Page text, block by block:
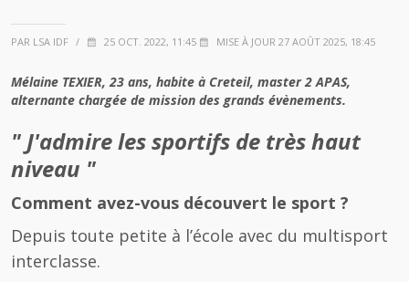
PAR LSA IDF / 25 OCT. 2022, 11:45 MISE À JOUR 27 AOÛT 2025, 18:45
Mélaine TEXIER, 23 ans, habite à Creteil, master 2 APAS,
alternante chargée de mission des grands évènements.
" J'admire les sportifs de très haut
niveau "
Comment avez-vous découvert le sport ?
Depuis toute petite à l’école avec du multisport
interclasse.